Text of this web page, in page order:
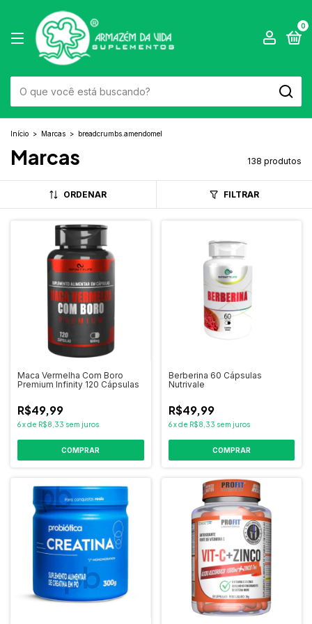
0
Início > Marcas > breadcrumbs.amendomel
Marcas 138 produtos
ORDENAR FILTRAR
Maca Vermelha Com Boro
Premium Infinity 120 Cápsulas
R$49,99
6xde R$8,33 sem juros
COMPRAR
Berberina 60 Cápsulas
Nutrivale
R$49,99
6 xde R$8,33 sem juros
COMPRAR